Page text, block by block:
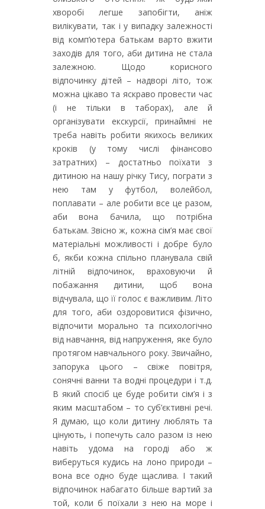
хворобі легше запобігти, аніж
вилікувати, так і у випадку залежності
від комп’ютера батькам варто вжити
заходів для того, аби дитина не стала
залежною. Щодо корисного
відпочинку дітей – надворі літо, тож
можна цікаво та яскраво провести час
(і не тільки в таборах), але й
організувати екскурсії, принаймні не
треба навіть робити якихось великих
кроків (у тому числі фінансово
затратних) – достатньо поїхати з
дитиною на нашу річку Тису, пограти з
нею там у футбол, волейбол,
поплавати – але робити все це разом,
аби вона бачила, що потрібна
батькам. Звісно ж, кожна сім’я має свої
матеріальні можливості і добре було
б, якби кожна спільно планувала свій
літній відпочинок, враховуючи й
побажання дитини, щоб вона
відчувала, що її голос є важливим. Літо
для того, аби оздоровитися фізично,
відпочити морально та психологічно
від навчання, від напруження, яке було
протягом навчального року. Звичайно,
запорука цього – свіже повітря,
сонячні ванни та водні процедури і т.д.
В який спосіб це буде робити сім’я і з
яким масштабом – то суб’єктивні речі.
Я думаю, що коли дитину люблять та
цінують, і попечуть сало разом із нею
навіть удома на городі або ж
виберуться кудись на лоно природи –
вона все одно буде щаслива. І такий
відпочинок набагато більше вартий за
той, коли б поїхали з нею на море і